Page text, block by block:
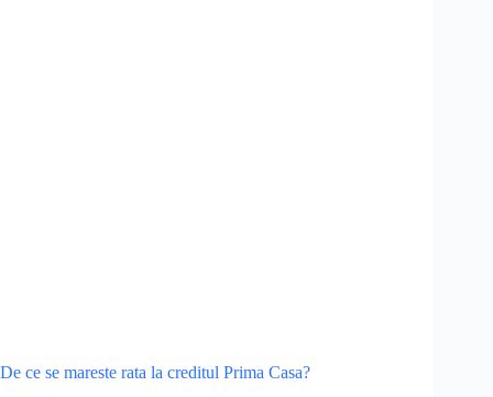
De ce se mareste rata la creditul Prima Casa?